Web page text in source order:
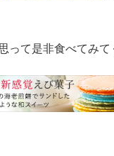
って是非食べてみて